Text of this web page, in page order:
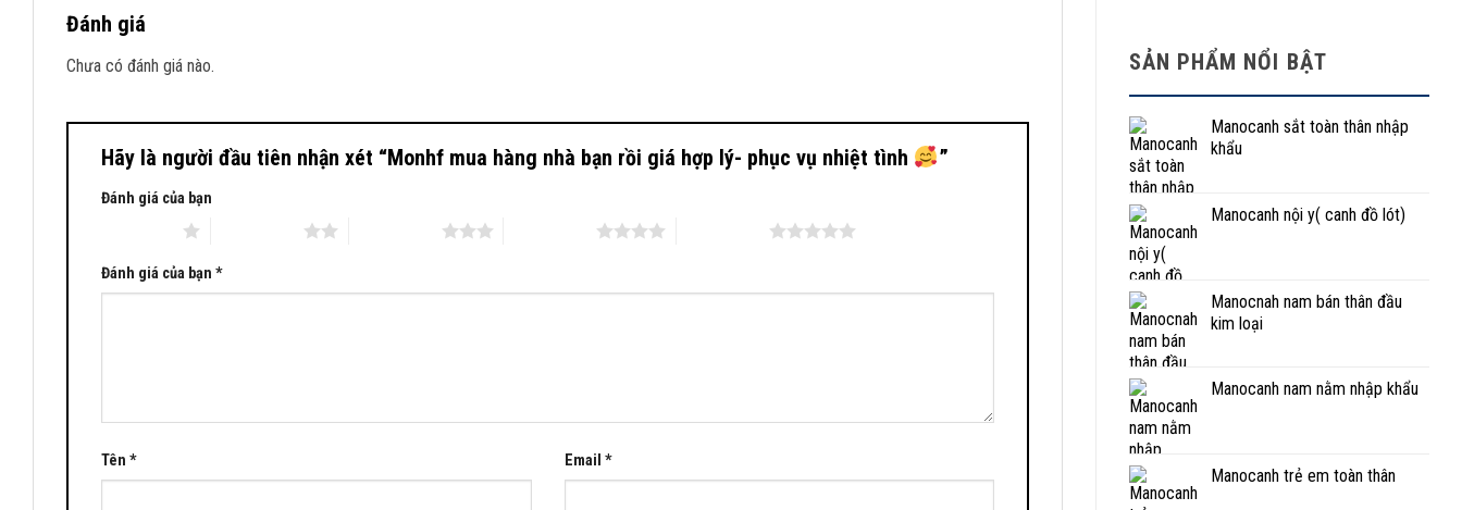
SẢN PHẨM NỔI BẬT
Manocanh sắt toàn thân nhập
khẩu
Manocanh nội y( canh đồ lót)
Manocnah nam bán thân đầu
kim loại
Manocanh nam nằm nhập khẩu
Manocanh trẻ em toàn thân
Đánh giá
Chưa có đánh giá nào.
Hãy là người đầu tiên nhận xét “Monhf mua hàng nhà bạn rồi giá hợp lý- phục vụ nhiệt tình ”
Đánh giá của bạn
Đánh giá của bạn *
Tên * Email *